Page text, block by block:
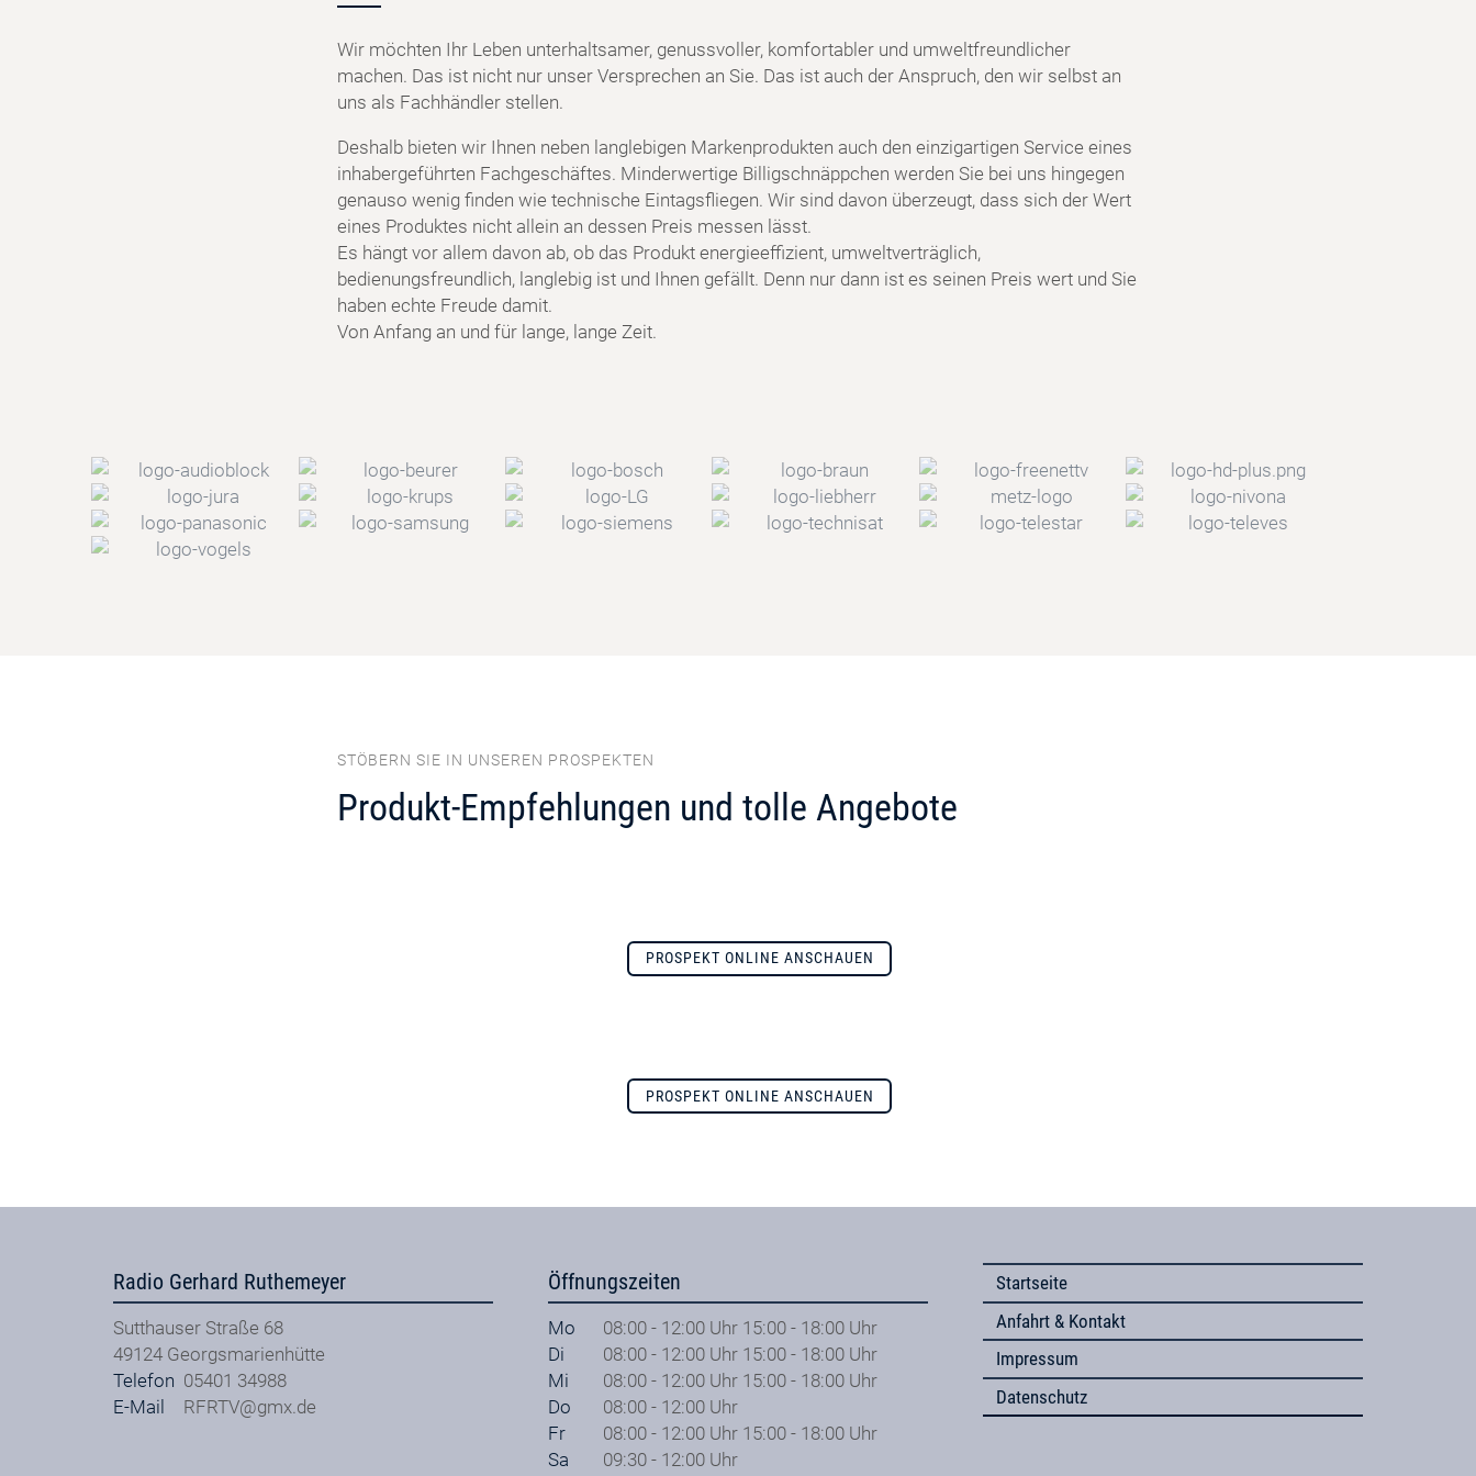
Wir möchten Ihr Leben unterhaltsamer, genussvoller, komfortabler und umweltfreundlicher
machen. Das ist nicht nur unser Versprechen an Sie. Das ist auch der Anspruch, den wir selbst an
uns als Fachhändler stellen.
Deshalb bieten wir Ihnen neben langlebigen Markenprodukten auch den einzigartigen Service eines
inhabergeführten Fachgeschäftes. Minderwertige Billigschnäppchen werden Sie bei uns hingegen
genauso wenig finden wie technische Eintagsfliegen. Wir sind davon überzeugt, dass sich der Wert
eines Produktes nicht allein an dessen Preis messen lässt.
Es hängt vor allem davon ab, ob das Produkt energieeffizient, umweltverträglich,
bedienungsfreundlich, langlebig ist und Ihnen gefällt. Denn nur dann ist es seinen Preis wert und Sie
haben echte Freude damit.
Von Anfang an und für lange, lange Zeit.
STÖBERN SIE IN UNSEREN PROSPEKTEN
Produkt-Empfehlungen und tolle Angebote
PROSPEKT ONLINE ANSCHAUEN
PROSPEKT ONLINE ANSCHAUEN
Radio Gerhard Ruthemeyer
Sutthauser Straße 68
49124 Georgsmarienhütte
Telefon 05401 34988
E-Mail
RFRTV@gmx.de
Öffnungszeiten
Mo
08:00 - 12:00 Uhr 15:00 - 18:00 Uhr
Di
08:00 - 12:00 Uhr 15:00 - 18:00 Uhr
Mi
08:00 - 12:00 Uhr 15:00 - 18:00 Uhr
Do
08:00 - 12:00 Uhr
Fr
08:00 - 12:00 Uhr 15:00 - 18:00 Uhr
Sa
09:30 - 12:00 Uhr
Startseite
Anfahrt & Kontakt
Impressum
Datenschutz